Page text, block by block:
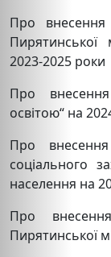
Про внесення
Пирятинської
2023-2025 роки
Про
освітою“ на
Про
соціального
населення на
Про
Пирятинської